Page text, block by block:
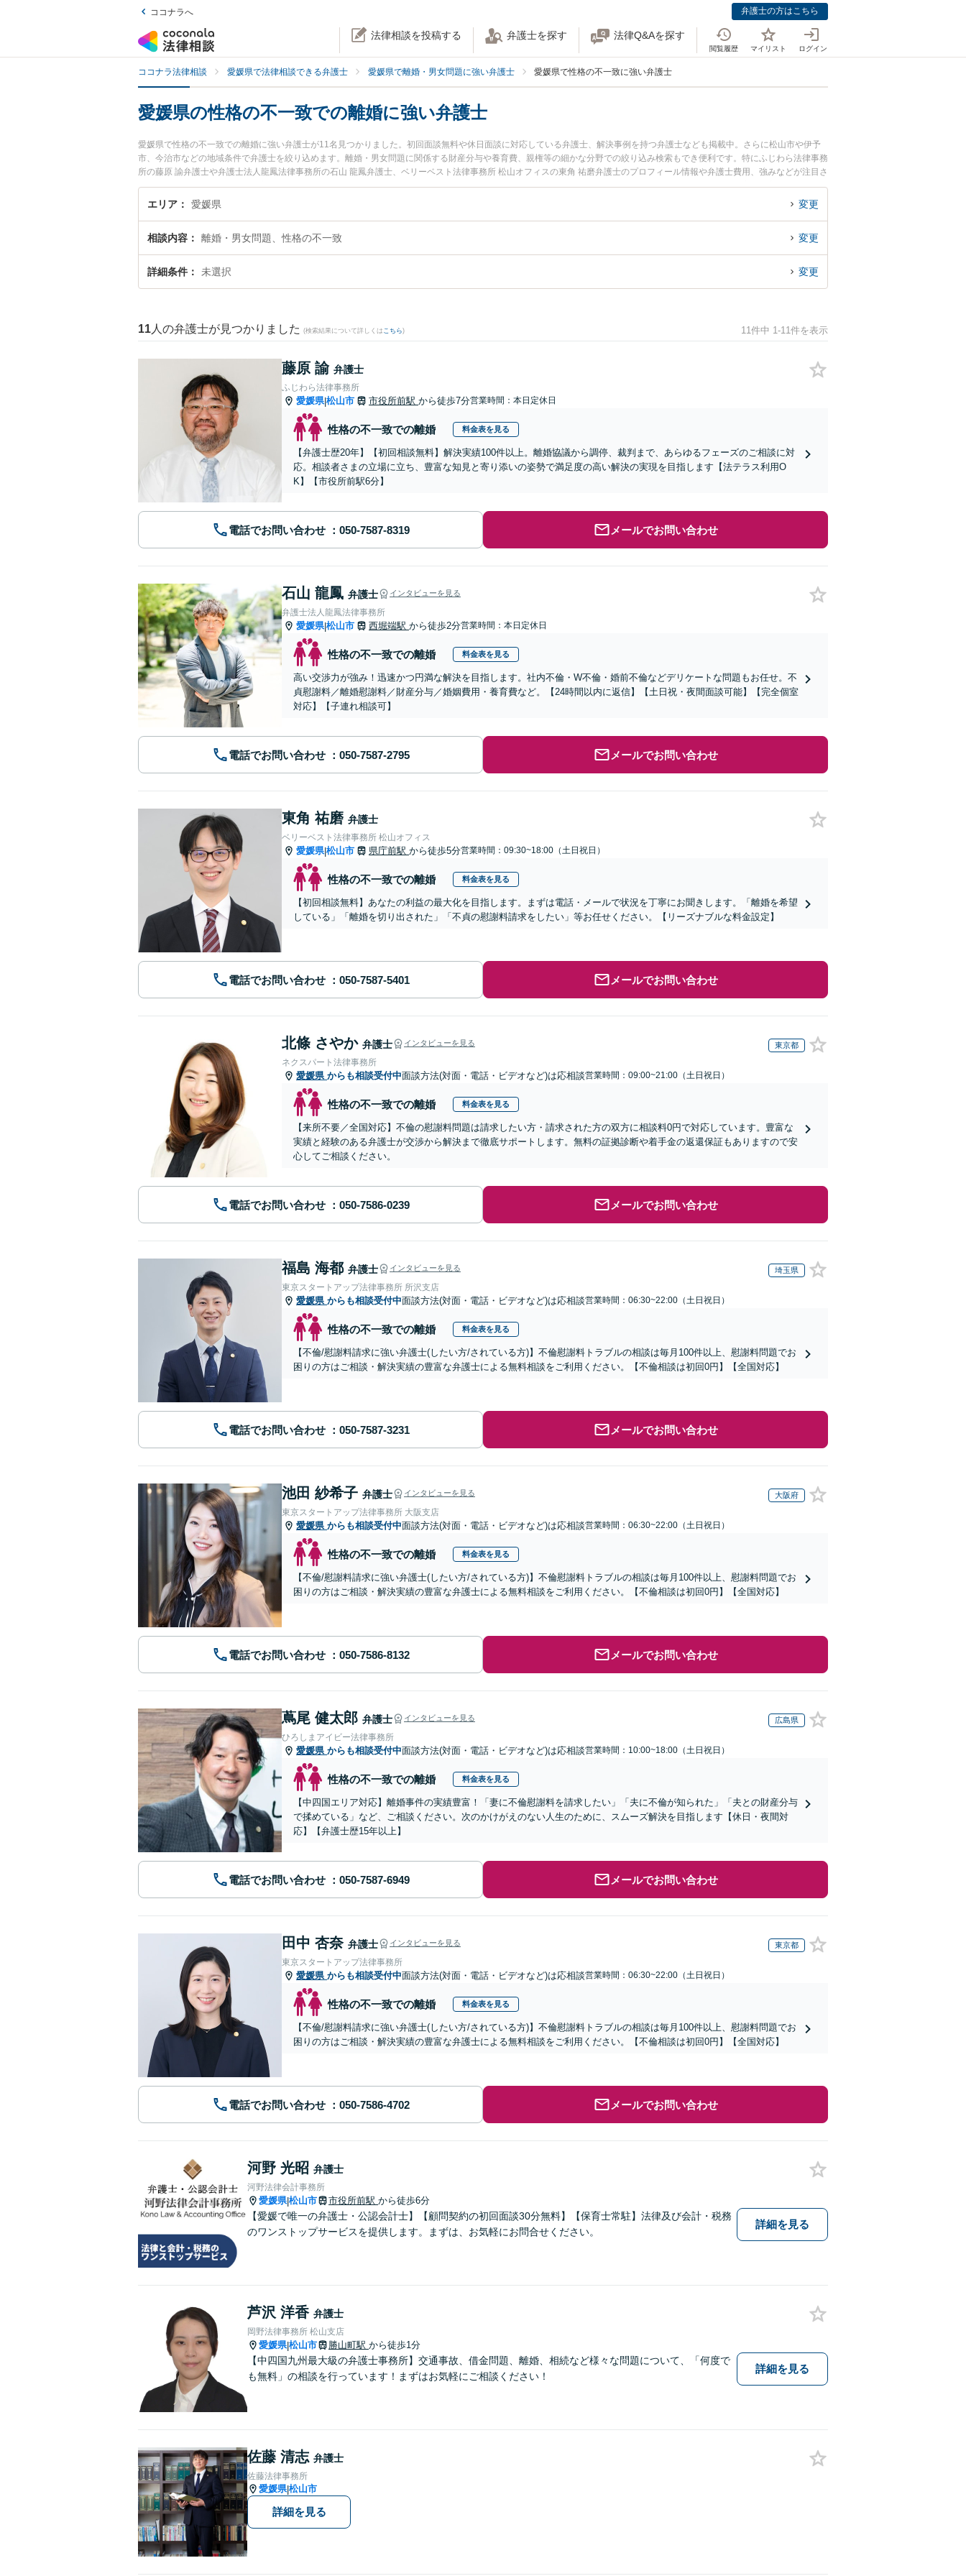
ココナラへ 弁護士の方はこちら
法律相談を投稿する 弁護士を探す 法律Q&Aを探す
閲覧履歴 マイリスト ログイン
ココナラ法律相談 愛媛県で法律相談できる弁護士 愛媛県で離婚・男女問題に強い弁護士 愛媛県で性格の不一致に強い弁護士
愛媛県の性格の不一致での離婚に強い弁護士
愛媛県で性格の不一致での離婚に強い弁護士が11名見つかりました。初回面談無料や休日面談に対応している弁護士、解決事例を持つ弁護士なども掲載中。さらに松山市や伊予
市、今治市などの地域条件で弁護士を絞り込めます。離婚・男女問題に関係する財産分与や養育費、親権等の細かな分野での絞り込み検索もでき便利です。特にふじわら法律事務
所の藤原 諭弁護士や弁護士法人龍鳳法律事務所の石山 龍鳳弁護士、ベリーベスト法律事務所 松山オフィスの東角 祐磨弁護士のプロフィール情報や弁護士費用、強みなどが注目さ
れています。『愛媛県で土日や夜間に発生した性格の不一致での離婚のトラブルを今すぐに弁護士に相談したい』『性格の不一致での離婚のトラブル解決の実績豊富な近くの弁護
士を検索したい』『初回相談無料で性格の不一致での離婚を法律相談できる愛媛県内の弁護士に相談予約したい』などでお困りの相談者さんにおすすめです。
エリア 愛媛県 変更
相談内容 離婚・男女問題、性格の不一致 変更
詳細条件 未選択 変更
11 人の弁護士が見つかりました (検索結果について詳しくは こちら) 11件中 1-11件を表示
藤原 諭 弁護士
ふじわら法律事務所
愛媛県|松山市 市役所前駅 から徒歩7分営業時間：本日定休日
性格の不一致での離婚 料金表を見る
【弁護士歴20年】【初回相談無料】解決実績100件以上。離婚協議から調停、裁判まで、あらゆるフェーズのご相談に対
応。相談者さまの立場に立ち、豊富な知見と寄り添いの姿勢で満足度の高い解決の実現を目指します【法テラス利用O
K】【市役所前駅6分】
電話でお問い合わせ メールでお問い合わせ
石山 龍鳳 弁護士 インタビューを見る
弁護士法人龍鳳法律事務所
愛媛県|松山市 西堀端駅 から徒歩2分営業時間：本日定休日
性格の不一致での離婚 料金表を見る
高い交渉力が強み！迅速かつ円満な解決を目指します。社内不倫・W不倫・婚前不倫などデリケートな問題もお任せ。不
貞慰謝料／離婚慰謝料／財産分与／婚姻費用・養育費など。【24時間以内に返信】【土日祝・夜間面談可能】【完全個室
対応】【子連れ相談可】
電話でお問い合わせ メールでお問い合わせ
東角 祐磨 弁護士
ベリーベスト法律事務所 松山オフィス
愛媛県|松山市 県庁前駅 から徒歩5分営業時間：09:30~18:00（土日祝日）
性格の不一致での離婚 料金表を見る
【初回相談無料】あなたの利益の最大化を目指します。まずは電話・メールで状況を丁寧にお聞きします。「離婚を希望
している」「離婚を切り出された」「不貞の慰謝料請求をしたい」等お任せください。【リーズナブルな料金設定】
電話でお問い合わせ メールでお問い合わせ
北條 さやか 弁護士 インタビューを見る 東京都
ネクスパート法律事務所
愛媛県 からも相談受付中面談方法(対面・電話・ビデオなど)は応相談営業時間：09:00~21:00（土日祝日）
性格の不一致での離婚 料金表を見る
【来所不要／全国対応】不倫の慰謝料問題は請求したい方・請求された方の双方に相談料0円で対応しています。豊富な
実績と経験のある弁護士が交渉から解決まで徹底サポートします。無料の証拠診断や着手金の返還保証もありますので安
心してご相談ください。
電話でお問い合わせ メールでお問い合わせ
福島 海都 弁護士 インタビューを見る 埼玉県
東京スタートアップ法律事務所 所沢支店
愛媛県 からも相談受付中面談方法(対面・電話・ビデオなど)は応相談営業時間：06:30~22:00（土日祝日）
性格の不一致での離婚 料金表を見る
【不倫/慰謝料請求に強い弁護士(したい方/されている方)】不倫慰謝料トラブルの相談は毎月100件以上、慰謝料問題でお
困りの方はご相談・解決実績の豊富な弁護士による無料相談をご利用ください。【不倫相談は初回0円】【全国対応】
電話でお問い合わせ メールでお問い合わせ
池田 紗希子 弁護士 インタビューを見る 大阪府
東京スタートアップ法律事務所 大阪支店
愛媛県 からも相談受付中面談方法(対面・電話・ビデオなど)は応相談営業時間：06:30~22:00（土日祝日）
性格の不一致での離婚 料金表を見る
【不倫/慰謝料請求に強い弁護士(したい方/されている方)】不倫慰謝料トラブルの相談は毎月100件以上、慰謝料問題でお
困りの方はご相談・解決実績の豊富な弁護士による無料相談をご利用ください。【不倫相談は初回0円】【全国対応】
電話でお問い合わせ メールでお問い合わせ
蔦尾 健太郎 弁護士 インタビューを見る 広島県
ひろしまアイビー法律事務所
愛媛県 からも相談受付中面談方法(対面・電話・ビデオなど)は応相談営業時間：10:00~18:00（土日祝日）
性格の不一致での離婚 料金表を見る
【中四国エリア対応】離婚事件の実績豊富！「妻に不倫慰謝料を請求したい」「夫に不倫が知られた」「夫との財産分与
で揉めている」など、ご相談ください。次のかけがえのない人生のために、スムーズ解決を目指します【休日・夜間対
応】【弁護士歴15年以上】
電話でお問い合わせ メールでお問い合わせ
田中 杏奈 弁護士 インタビューを見る 東京都
東京スタートアップ法律事務所
愛媛県 からも相談受付中面談方法(対面・電話・ビデオなど)は応相談営業時間：06:30~22:00（土日祝日）
性格の不一致での離婚 料金表を見る
【不倫/慰謝料請求に強い弁護士(したい方/されている方)】不倫慰謝料トラブルの相談は毎月100件以上、慰謝料問題でお
困りの方はご相談・解決実績の豊富な弁護士による無料相談をご利用ください。【不倫相談は初回0円】【全国対応】
電話でお問い合わせ メールでお問い合わせ
河野 光昭 弁護士
河野法律会計事務所
愛媛県|松山市 市役所前駅 から徒歩6分
【愛媛で唯一の弁護士・公認会計士】【顧問契約の初回面談30分無料】【保育士常駐】法律及び会計・税務
のワンストップサービスを提供します。まずは、お気軽にお問合せください。
詳細を見る
芦沢 洋香 弁護士
岡野法律事務所 松山支店
愛媛県|松山市 勝山町駅 から徒歩1分
【中四国九州最大級の弁護士事務所】交通事故、借金問題、離婚、相続など様々な問題について、「何度で
も無料」の相談を行っています！まずはお気軽にご相談ください！
詳細を見る
佐藤 清志 弁護士
佐藤法律事務所
愛媛県|松山市
詳細を見る